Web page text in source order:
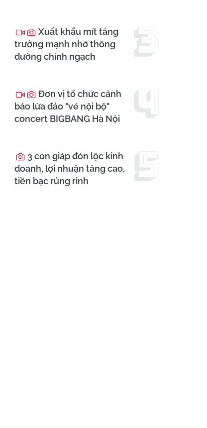
Xuất khẩu mít tăng
trưởng mạnh nhờ thông
đường chính ngạch
Đơn vị tổ chức cảnh
báo lừa đảo "vé nội bộ"
concert BIGBANG Hà Nội
3 con giáp đón lộc kinh
doanh, lợi nhuận tăng cao,
tiền bạc rủng rỉnh